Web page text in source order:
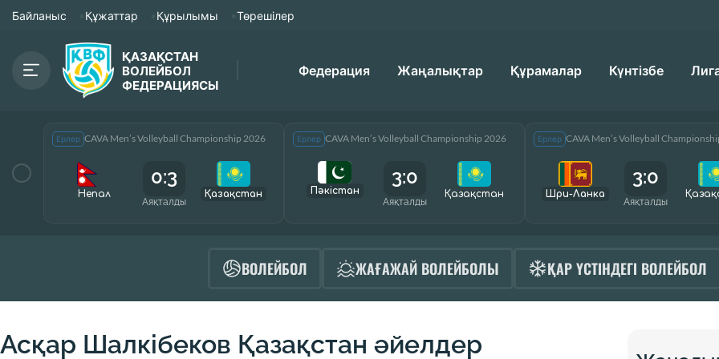
Байланыс Құжаттар Құрылымы Төрешілер
ҚАЗАҚСТАН
ВОЛЕЙБОЛ
ФЕДЕРАЦИЯСЫ
Федерация Жаңалықтар Құрамалар Күнтізбе
Ерлер CAVA Men’s Volleyball Championship 2026
Непал
0:3
Аяқталды
Қазақcтан
Ерлер CAVA Men’s Volleyball Championship 2026
Пәкістан
3:0
Аяқталды
Қазақcтан
Ерлер CAVA Men’s Volleyball
Шри-Ланка
3:0
Аяқталды
ВОЛЕЙБОЛ ЖАҒАЖАЙ ВОЛЕЙБОЛЫ ҚАР ҮСТІНДЕГІ ВОЛЕЙБОЛ
Асқар Шалкібеков Қазақстан әйелдер